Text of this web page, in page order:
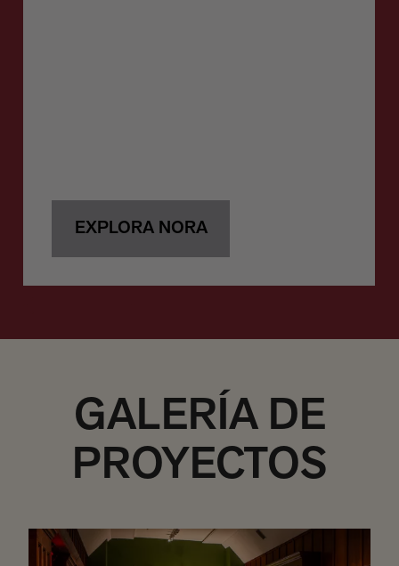
EXPLORA NORA
GALERÍA DE
PROYECTOS